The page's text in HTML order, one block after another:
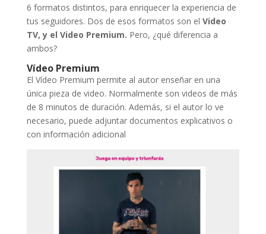
6 formatos distintos, para enriquecer la experiencia de
tus seguidores. Dos de esos formatos son el Video
TV, y el Video Premium. Pero, ¿qué diferencia a
ambos?
Vídeo Premium
El Vídeo Premium permite al autor enseñar en una
única pieza de video. Normalmente son videos de más
de 8 minutos de duración. Además, si el autor lo ve
necesario, puede adjuntar documentos explicativos o
con información adicional